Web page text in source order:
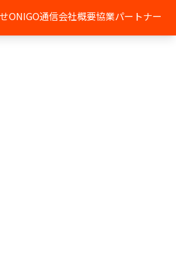
ONIGO通信会社概要協業パートナー